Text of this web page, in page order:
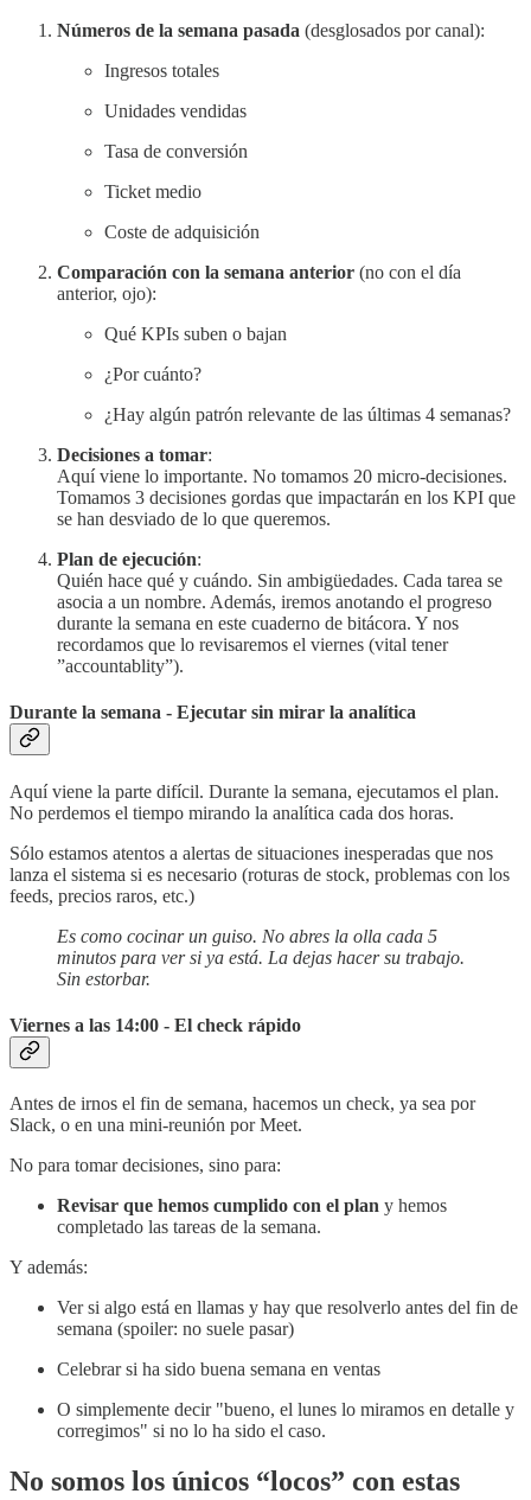
Números de la semana pasada (desglosados por canal):
Ingresos totales
Unidades vendidas
Tasa de conversión
Ticket medio
Coste de adquisición
Comparación con la semana anterior (no con el día
anterior, ojo):
Qué KPIs suben o bajan
¿Por cuánto?
¿Hay algún patrón relevante de las últimas 4 semanas?
Decisiones a tomar:
Aquí viene lo importante. No tomamos 20 micro-decisiones.
Tomamos 3 decisiones gordas que impactarán en los KPI que
se han desviado de lo que queremos.
Plan de ejecución:
Quién hace qué y cuándo. Sin ambigüedades. Cada tarea se
asocia a un nombre. Además, iremos anotando el progreso
durante la semana en este cuaderno de bitácora. Y nos
recordamos que lo revisaremos el viernes (vital tener
”accountablity”).
Durante la semana - Ejecutar sin mirar la analítica
Aquí viene la parte difícil. Durante la semana, ejecutamos el plan.
No perdemos el tiempo mirando la analítica cada dos horas.
Sólo estamos atentos a alertas de situaciones inesperadas que nos
lanza el sistema si es necesario (roturas de stock, problemas con los
feeds, precios raros, etc.)
Es como cocinar un guiso. No abres la olla cada 5
minutos para ver si ya está. La dejas hacer su trabajo.
Sin estorbar.
Viernes a las 14:00 - El check rápido
Antes de irnos el fin de semana, hacemos un check, ya sea por
Slack, o en una mini-reunión por Meet.
No para tomar decisiones, sino para:
Revisar que hemos cumplido con el plan y hemos
completado las tareas de la semana.
Y además:
Ver si algo está en llamas y hay que resolverlo antes del fin de
semana (spoiler: no suele pasar)
Celebrar si ha sido buena semana en ventas
O simplemente decir "bueno, el lunes lo miramos en detalle y
corregimos" si no lo ha sido el caso.
No somos los únicos “locos” con estas